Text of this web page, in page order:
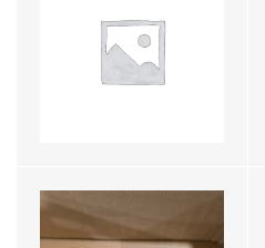
digitale buitenspiegel
4KE907182C
€599,-